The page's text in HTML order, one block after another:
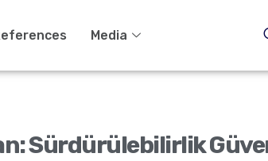
Media
Sürdürülebilirlik